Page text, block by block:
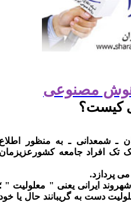
مصنوعی
کیست؟
ـ شمعدانی ـ به منظور اطلاع
افراد جامعه کشورعزیزمان
پردازد.
ایرانی یعنی " معلولیت " ؛
دست به گریبانند حال یا خود